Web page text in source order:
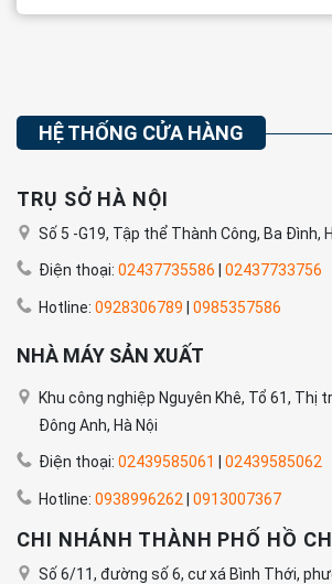
HỆ THỐNG CỬA HÀNG
TRỤ SỞ HÀ NỘI
Số 5 -G19, Tập thể Thành Công, Ba Đình,
Điện thoại: 02437735586 02437733756
Hotline: 0928306789 0985357586
NHÀ MÁY SẢN XUẤT
Khu công nghiệp Nguyên Khê, Tổ 61, Thị
Đông Anh, Hà Nội
Điện thoại: 02439585061 02439585062
Hotline: 0938996262 | 0913007367
CHI NHÁNH THÀNH PHỐ HỒ
Số 6/11, đường số 6, cư xá Bình Thới,